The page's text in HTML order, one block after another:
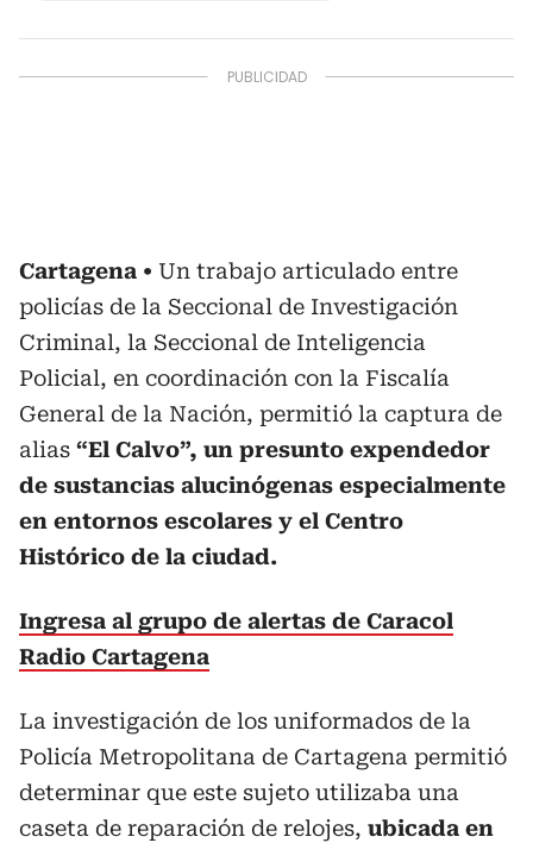
Cartagena
Un trabajo articulado entre
policías de la Seccional de Investigación
Criminal, la Seccional de Inteligencia
Policial, en coordinación con la Fiscalía
General de la Nación, permitió la captura de
alias “El Calvo”, un presunto expendedor
de sustancias alucinógenas especialmente
en entornos escolares y el Centro
Histórico de la ciudad.
Ingresa al grupo de alertas de Caracol
Radio Cartagena
La investigación de los uniformados de la
Policía Metropolitana de Cartagena permitió
determinar que este sujeto utilizaba una
caseta de reparación de relojes, ubicada en